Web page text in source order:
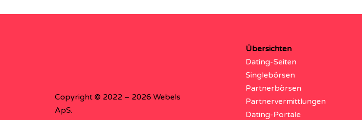
Copyright © 2022 – 2026 Webels
ApS.
Übersichten
Dating-Seiten
Singlebörsen
Partnerbörsen
Partnervermittlungen
Dating-Portale